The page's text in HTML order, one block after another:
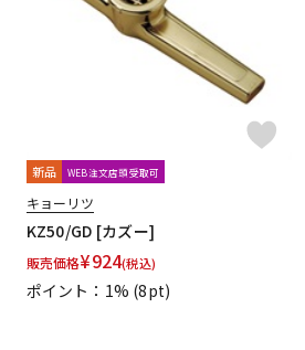
新品 WEB注文店頭受取可
キョーリツ
KZ50/GD [カズー]
販売価格¥924(税込)
ポイント：1% (8pt)